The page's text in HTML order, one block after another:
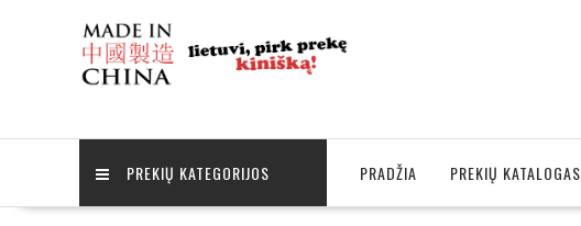
PREKIŲ KATEGORIJOS PRADŽIA PREKIŲ KATALOGAS